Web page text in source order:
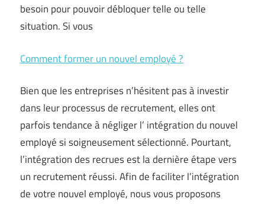
besoin pour pouvoir débloquer telle ou telle
situation. Si vous
Comment former un nouvel employé ?
Bien que les entreprises n’hésitent pas à investir
dans leur processus de recrutement, elles ont
parfois tendance à négliger l’ intégration du nouvel
employé si soigneusement sélectionné. Pourtant,
l’intégration des recrues est la dernière étape vers
un recrutement réussi. Afin de faciliter l’intégration
de votre nouvel employé, nous vous proposons